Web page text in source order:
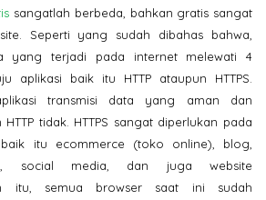
sangatlah berbeda, bahkan gratis sangat
Seperti yang sudah dibahas bahwa,
yang terjadi pada internet melewati 4
aplikasi baik itu HTTP ataupun HTTPS.
transmisi data yang aman dan
tidak. HTTPS sangat diperlukan pada
itu ecommerce (toko online), blog,
social media, dan juga website
itu, semua browser saat ini sudah